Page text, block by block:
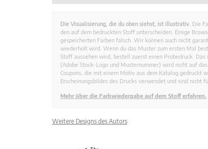
Die Visualisierung, die du oben siehst, ist illustrativ. Die
den auf dem bedruckten Stoff unterscheiden. Einige
gespeicherten Farben falsch. Wir können auch nicht
wiederholt wird. Wenn du das Muster zum ersten Mal
Stoff aussehen wird, bestell zuerst einen Probedruck.
(Adobe Stock-Logo und Musternummer) wird nicht auf
Coupons, die mit einem Motiv aus dem Katalog gedruckt
Erscheinungsbildes des Drucks verwendet und sind nicht
Mehr über die Farbwiedergabe auf dem Stoff erfahren.
Weitere Designs des Autors